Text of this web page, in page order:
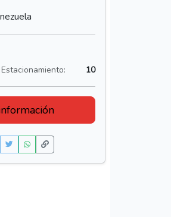
Estacionamiento: 10